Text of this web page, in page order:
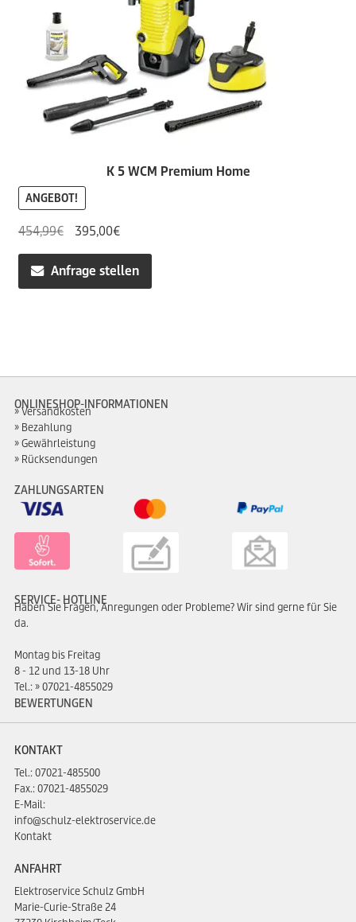
K 5 WCM Premium Home
ANGEBOT!
454,99€
Ursprünglicher
Preis
war:
454,99€
395,00€Aktueller
Preis
ist:
395,00€.
Anfrage stellen
ONLINESHOP-INFORMATIONEN
Versandkosten
Bezahlung
Gewährleistung
Rücksendungen
ZAHLUNGSARTEN
SERVICE- HOTLINE
Haben Sie Fragen, Anregungen oder Probleme? Wir sind gerne für Sie
da.
Montag bis Freitag
8 - 12 und 13-18 Uhr
Tel.: 07021-4855029
BEWERTUNGEN
KONTAKT
Tel.:07021-485500
Fax.: 07021-4855029
E-Mail:
info@schulz-elektroservice.de
Kontakt
ANFAHRT
Elektroservice Schulz GmbH
Marie-Curie-Straße 24